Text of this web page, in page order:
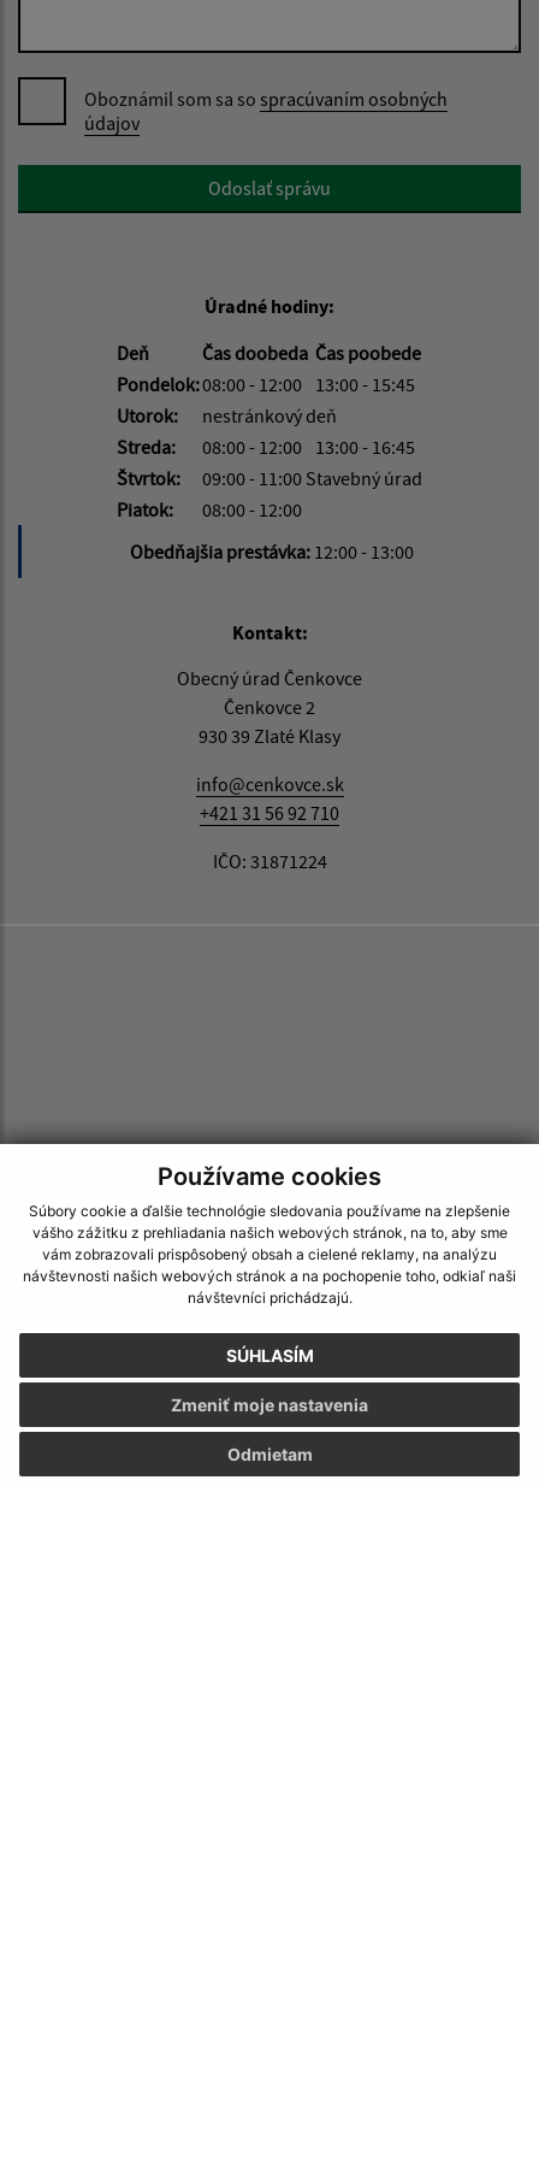
Používame cookies
Súbory cookie a ďalšie technológie sledovania používame na zlepšenie
vášho zážitku z prehliadania našich webových stránok, na to, aby sme
vám zobrazovali prispôsobený obsah a cielené reklamy, na analýzu
návštevnosti našich webových stránok a na pochopenie toho, odkiaľ naši
návštevníci prichádzajú.
SÚHLASÍM
Odmietam
Zmeniť moje nastavenia
Oboznámil som sa so spracúvaním osobných
údajov
Google reCaptcha ResponseOdoslať správu
Úradné hodiny:
Deň
Čas doobeda Čas poobede
Pondelok:08:00 - 12:00 13:00 - 15:45
Utorok:
nestránkový deň
Streda:
08:00 - 12:00 13:00 - 16:45
Štvrtok:
09:00 - 11:00 Stavebný úrad
Piatok:
08:00 - 12:00
Obedňajšia prestávka: 12:00 - 13:00
Kontakt:
Obecný úrad Čenkovce
Čenkovce 2
930 39 Zlaté Klasy
info@cenkovce.sk
+421 31 56 92 710
IČO: 31871224
Vyhlásenie o prístupnosti
Autorské práva
Ochrana osobných údajov
Navigácia: